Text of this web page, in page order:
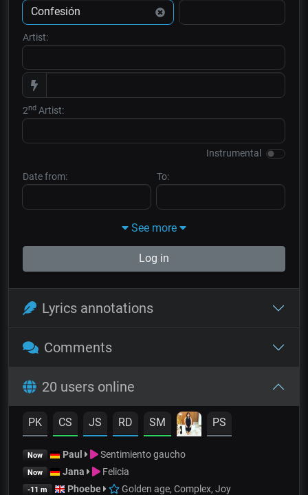
Artist:
2nd Artist:
Instrumental
Date from: To:
See more
Log in
Lyrics annotations
Comments
20 users online
PK CS JS RD SM PS
Now Paul Sentimiento gaucho
Now Jana Felicia
-11 m Phoebe Golden age, Complex, Joy